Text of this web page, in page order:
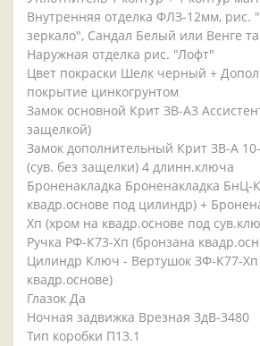
Внутренняя отделка ФЛЗ-12мм, рис.
зеркало", Сандал Белый или Венге
Наружная отделка рис. "Лофт"
Цвет покраски Шелк черный +
покрытие цинкогрунтом
Замок основной Крит ЗВ-А3
защелкой)
Замок дополнительный Крит ЗВ-А
(сув. без защелки) 4 длинн.ключа
Броненакладка Броненакладка БнЦ-
квадр.основе под цилиндр) +
Хп (хром на квадр.основе под
Ручка РФ-К73-Хп (бронзана
Цилиндр Ключ - Вертушок ЗФ-К77-Хп
квадр.основе)
Глазок Да
Ночная задвижка Врезная ЗдВ-3480
Тип коробки П13.1